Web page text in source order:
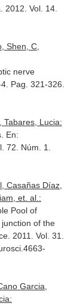
. 2012. Vol. 14.
Shen, C,
nerve
4. Pag. 321-326.
Tabares, Lucia:
En:
72. Núm. 1.
Casañas Díaz,
et. al.:
Pool of
of the
. 2011. Vol. 31.
Garcia,